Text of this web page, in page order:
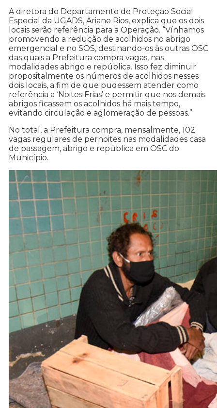
A diretora do Departamento de Proteção Social
Especial da UGADS, Ariane Rios, explica que os dois
locais serão referência para a Operação. “Vínhamos
promovendo a redução de acolhidos no abrigo
emergencial e no SOS, destinando-os às outras OSC
das quais a Prefeitura compra vagas, nas
modalidades abrigo e república. Isso fez diminuir
propositalmente os números de acolhidos nesses
dois locais, a fim de que pudessem atender como
referência a ‘Noites Frias’ e permitir que nos demais
abrigos ficassem os acolhidos há mais tempo,
evitando circulação e aglomeração de pessoas.”
No total, a Prefeitura compra, mensalmente, 102
vagas regulares de pernoites nas modalidades casa
de passagem, abrigo e república em OSC do
Município.